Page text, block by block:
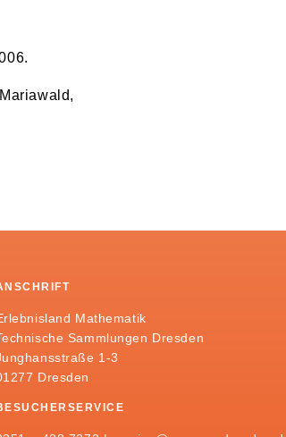
Mathematik
Sammlungen Dresden
1-3
Dresden